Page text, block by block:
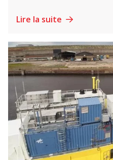
Lire la suite